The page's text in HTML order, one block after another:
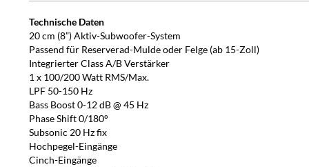
Technische Daten
20 cm (8”) Aktiv-Subwoofer-System
Passend für Reserverad-Mulde oder Felge (ab 15-Zoll)
Integrierter Class A/B Verstärker
1 x 100/200 Watt RMS/Max.
LPF 50-150 Hz
Bass Boost 0-12 dB @ 45 Hz
Phase Shift 0/180°
Subsonic 20 Hz fix
Hochpegel-Eingänge
Cinch-Eingänge